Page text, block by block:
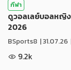
กีฬา
ดูวอลเลย์บอลหญิง
2026
BSports8 |31.07.26
9.2k